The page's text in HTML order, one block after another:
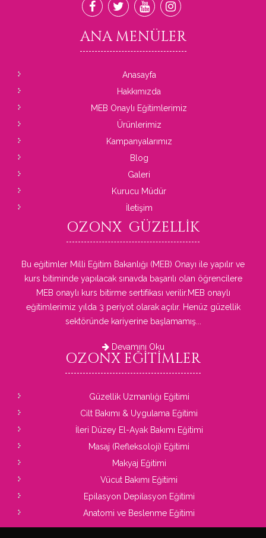
ANAMENÜLER
Anasayfa
Hakkımızda
MEB Onaylı Eğitimlerimiz
Ürünlerimiz
Kampanyalarımız
Blog
Galeri
Kurucu Müdür
İletişim
OZONX GÜZELLIK
Bu eğitimler Milli Eğitim Bakanlığı (MEB) Onayı ile yapılır ve
kurs bitiminde yapılacak sınavda başarılı olan öğrencilere
MEB onaylı kurs bitirme sertifikası verilir.MEB onaylı
eğitimlerimiz yılda 3 periyot olarak açılır. Henüz güzellik
sektöründe kariyerine başlamamış...
Devamını Oku
OZONX EĞITIMLER
Güzellik Uzmanlığı Eğitimi
Cilt Bakımı & Uygulama Eğitimi
İleri Düzey El-Ayak Bakımı Eğitimi
Masaj (Refleksoloji) Eğitimi
Makyaj Eğitimi
Vücut Bakımı Eğitimi
Epilasyon Depilasyon Eğitimi
Anatomi ve Beslenme Eğitimi